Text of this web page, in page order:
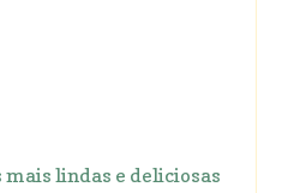
mais lindas e deliciosas